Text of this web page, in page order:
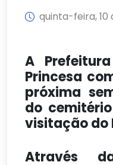
quinta-feira, 10
A
Princesa
próxima
do
visitação do
Através